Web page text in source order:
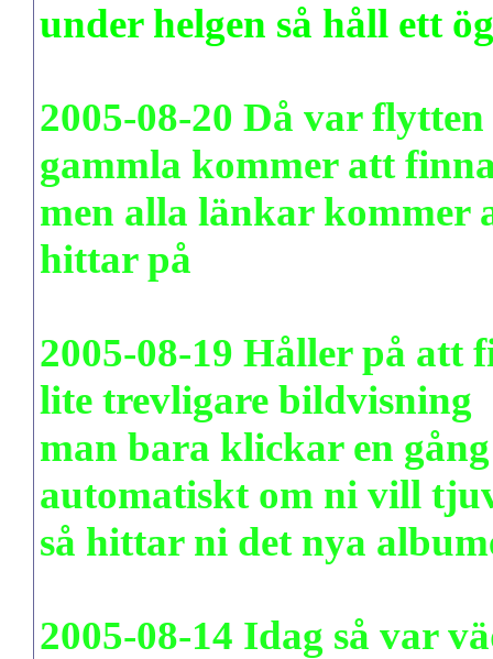
under helgen så håll ett
2005-08-20 Då var
gammla kommer att
men alla länkar kommer
hittar på
2005-08-19 Håller på att
lite trevligare bildvisning
man bara klickar en
automatiskt om ni vill
så hittar ni det nya
2005-08-14 Idag så var